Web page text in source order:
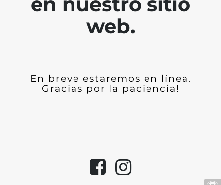
web.
En breve estaremos en línea.
Gracias por la paciencia!